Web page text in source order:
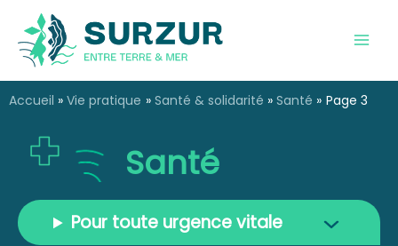
contenu
Accueil Vie pratique Santé & solidarité Santé Page 3
Santé
Pour toute urgence vitale